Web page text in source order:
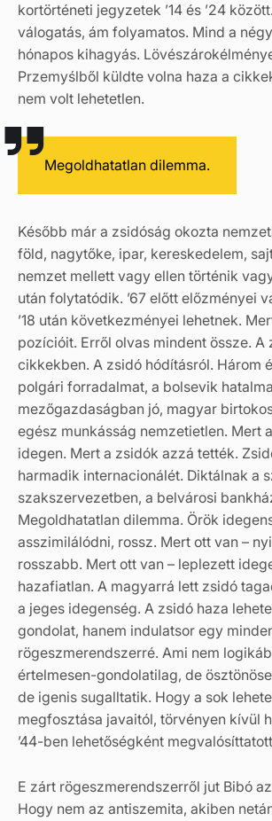
kortörténeti jegyzetek ’14 és ’24
válogatás, ám folyamatos. Mind a
hónapos kihagyás.
Przemyślből küldte volna haza a
nem volt lehetetlen.
Megoldhatatlan dilemma.
Később már a zsidóság okozta
föld, nagytőke, ipar, kereskedelem,
nemzet mellett vagy ellen történik
után folytatódik. ’67 előtt előzményei
’18 után következményei lehetnek.
pozícióit. Erről olvas mindent össze.
cikkekben. A zsidó hódításról. Három
polgári forradalmat, a bolsevik
mezőgazdaságban jó, magyar
egész munkásság nemzetietlen. Mert
idegen. Mert a zsidók azzá tették.
harmadik internacionálét. Diktálnak a
szakszervezetben, a belvárosi
Megoldhatatlan dilemma. Örök
asszimilálódni, rossz. Mert ott van –
rosszabb. Mert ott van – leplezett
hazafiatlan. A magyarrá lett zsidó
a jeges idegenség. A zsidó haza
gondolat, hanem indulatsor egy
rögeszmerendszerré. Ami nem
értelmesen-gondolatilag, de
de igenis sugalltatik. Hogy a sok
megfosztása javaitól, törvényen kívül
’44-ben lehetőségként
E zárt rögeszmerendszerről jut Bibó
Hogy nem az antiszemita, akiben